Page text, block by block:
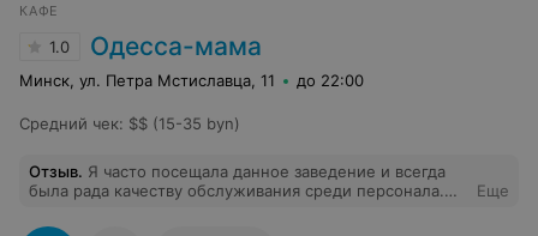
месте.
КАФЕ
1.0 Одесса-мама
Минск, ул. Петра Мстиславца, 11 до 22:00
Средний чек: $$ (15-35 byn)
Отзыв. Я часто посещала данное заведение и всегда
была рада качеству обслуживания среди персонала.
в районе 18:40-18:50 семьей (5 человек) зашли в
Еще